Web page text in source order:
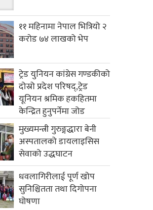
११ महिनामा नेपाल भित्रियो २
करोड ७४ लाखको भेप
ट्रेड युनियन कांग्रेस गण्डकीको
दोस्रो प्रदेश परिषद्,ट्रेड
यूनियन श्रमिक हकहितमा
केन्द्रित हुनुपर्नेमा जोड
मुख्यमन्त्री गुरुङ्गद्धारा बेनी
अस्पतालको डायलाइसिस
सेवाको उद्धघाटन
धवलागिरीलाई पूर्ण खोप
सुनिश्चितता तथा दिगोपना
घोषणा